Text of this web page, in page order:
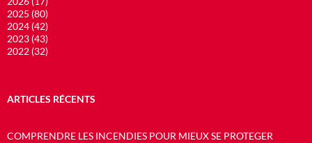
2025 (80)
2024 (42)
2023 (43)
2022 (32)
ARTICLES RÉCENTS
COMPRENDRE LES INCENDIES POUR MIEUX SE PROTEGER